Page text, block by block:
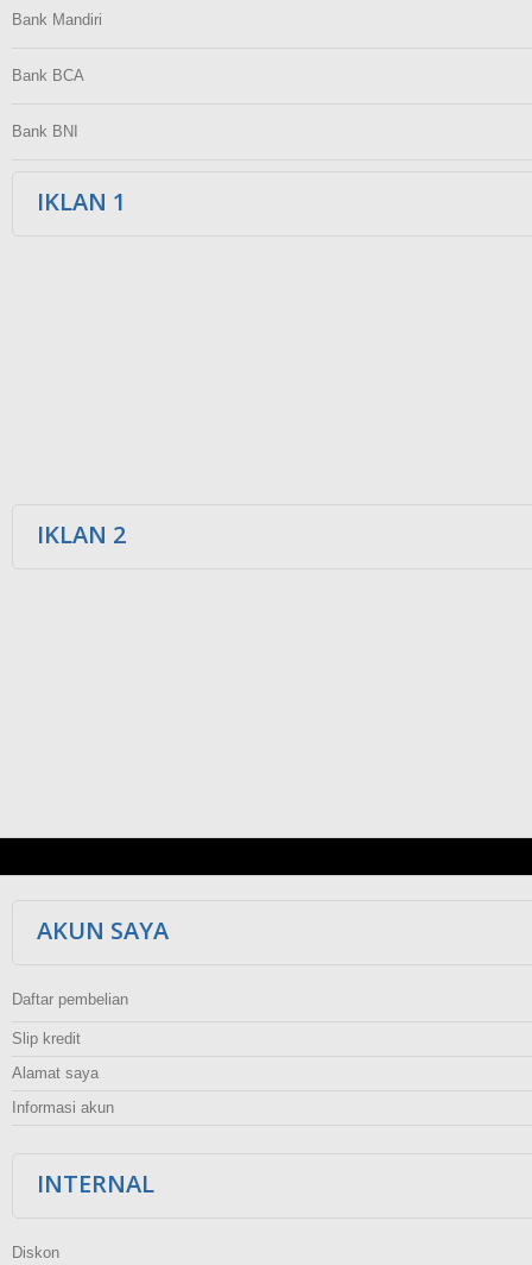
Bank Mandiri
Bank BCA
Bank BNI
IKLAN 1
IKLAN 2
AKUN SAYA
Daftar pembelian
Slip kredit
Alamat saya
Informasi akun
INTERNAL
Diskon